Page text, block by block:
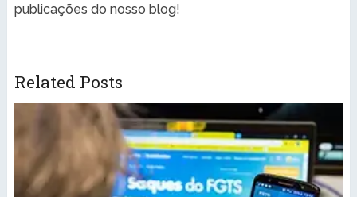
publicações do nosso blog!
Related Posts